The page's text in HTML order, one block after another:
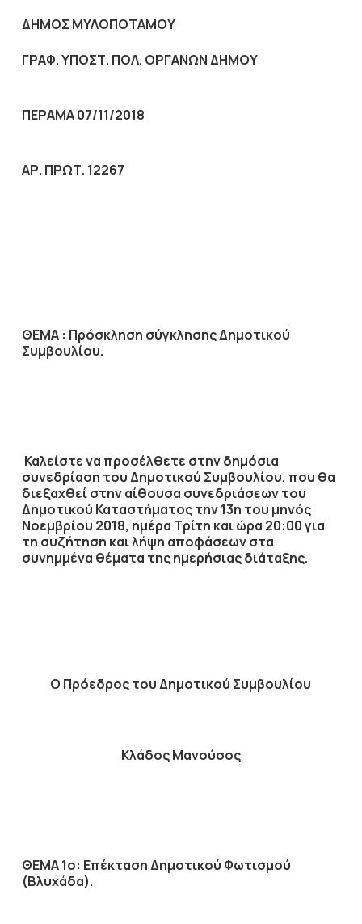
ΔΗΜΟΣ ΜΥΛΟΠΟΤΑΜΟΥ
ΓΡΑΦ. ΥΠΟΣΤ. ΠΟΛ. ΟΡΓΑΝΩΝ ΔΗΜΟΥ
ΠΕΡΑΜΑ 07/11/2018
ΑΡ. ΠΡΩΤ. 12267
ΘΕΜΑ : Πρόσκληση σύγκλησης Δημοτικού
Συμβουλίου.
Καλείστε να προσέλθετε στην δημόσια
συνεδρίαση του Δημοτικού Συμβουλίου, που θα
διεξαχθεί στην αίθουσα συνεδριάσεων του
Δημοτικού Καταστήματος την13η του μηνός
Νοεμβρίου 2018, ημέρα Τρίτη και ώρα 20:00για
τη συζήτηση και λήψη αποφάσεων στα
συνημμένα θέματα της ημερήσιας διάταξης.
Ο Πρόεδρος του Δημοτικού Συμβουλίου
Κλάδος Μανούσος
ΘΕΜΑ 1ο: Επέκταση Δημοτικού Φωτισμού
(Βλυχάδα).